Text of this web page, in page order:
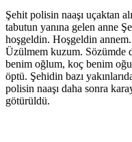
Şehit polisin naaşı uçaktan
tabutun yanına gelen anne
hoşgeldin. Hoşgeldin
Üzülmem kuzum. Sözümde
benim oğlum, koç benim
öptü. Şehidin bazı
polisin naaşı daha sonra
götürüldü.